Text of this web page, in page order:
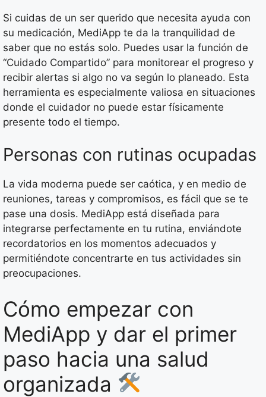
Si cuidas de un ser querido que necesita ayuda con
su medicación, MediApp te da la tranquilidad de
saber que no estás solo. Puedes usar la función de
“Cuidado Compartido” para monitorear el progreso y
recibir alertas si algo no va según lo planeado. Esta
herramienta es especialmente valiosa en situaciones
donde el cuidador no puede estar físicamente
presente todo el tiempo.
Personas con rutinas ocupadas
La vida moderna puede ser caótica, y en medio de
reuniones, tareas y compromisos, es fácil que se te
pase una dosis. MediApp está diseñada para
integrarse perfectamente en tu rutina, enviándote
recordatorios en los momentos adecuados y
permitiéndote concentrarte en tus actividades sin
preocupaciones.
Cómo empezar con
MediApp y dar el primer
paso hacia una salud
organizada